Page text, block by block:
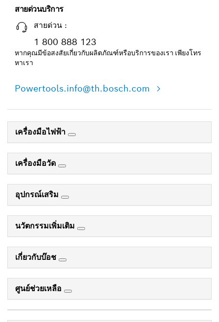
สายด่วนบริการ
สายด่วน :
1 800 888 123
หากคุณมีข้อสงสัยเกี่ยวกับผลิตภัณฑ์หรือบริการของเรา เพียงโทร
หาเรา
Powertools.info@th.bosch.com
เครื่องมือไฟฟ้า
เครื่องมือวัด
อุปกรณ์เสริม
นวัตกรรมเพิ่มเติม
เกี่ยวกับบ๊อช
ศูนย์ช่วยเหลือ